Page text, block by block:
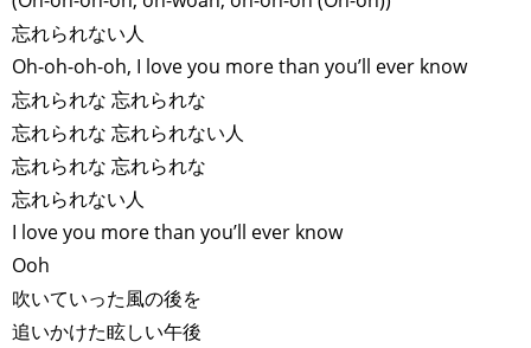
忘れられない人
Oh-oh-oh-oh, I love you more than you’ll ever know
忘れられな 忘れられな
忘れられな 忘れられない人
忘れられな 忘れられな
忘れられない人
I love you more than you’ll ever know
Ooh
吹いていった風の後を
追いかけた眩しい午後